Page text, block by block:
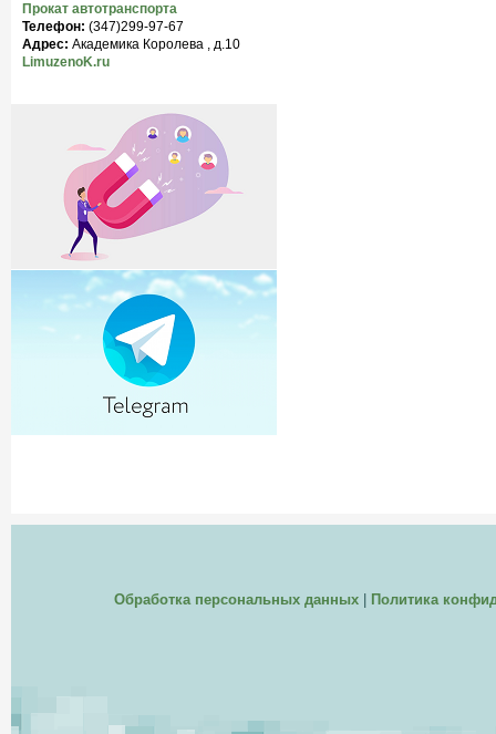
Прокат автотранспорта
Телефон: (347)299-97-67
Адрес: Академика Королева , д.10
LimuzenoK.ru
Обработка персональных данных| Политика